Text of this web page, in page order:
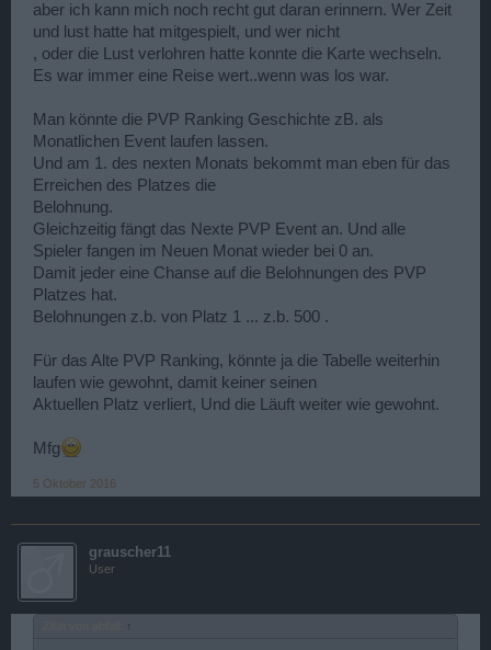
aber ich kann mich noch recht gut daran erinnern. Wer Zeit
und lust hatte hat mitgespielt, und wer nicht
, oder die Lust verlohren hatte konnte die Karte wechseln.
Es war immer eine Reise wert..wenn was los war.
Man könnte die PVP Ranking Geschichte zB. als
Monatlichen Event laufen lassen.
Und am 1. des nexten Monats bekommt man eben für das
Erreichen des Platzes die
Belohnung.
Gleichzeitig fängt das Nexte PVP Event an. Und alle
Spieler fangen im Neuen Monat wieder bei 0 an.
Damit jeder eine Chanse auf die Belohnungen des PVP
Platzes hat.
Belohnungen z.b. von Platz 1 ... z.b. 500 .
Für das Alte PVP Ranking, könnte ja die Tabelle weiterhin
laufen wie gewohnt, damit keiner seinen
Aktuellen Platz verliert, Und die Läuft weiter wie gewohnt.
Mfg
5 Oktober 2016
grauscher11
User
↑